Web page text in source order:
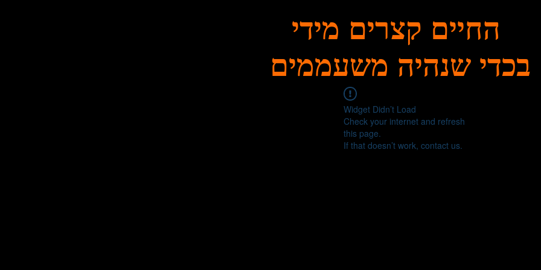
בכדי שנהיה משעממים
Widget Didn’t Load
Check your internet and refresh
this page.
If that doesn’t work, contact us.